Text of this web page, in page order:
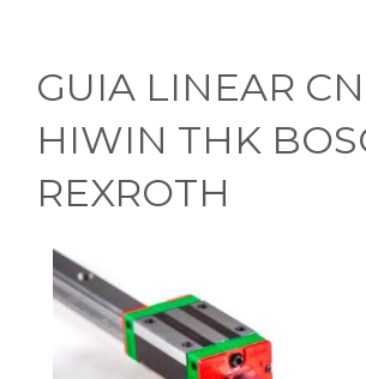
GUIA LINEAR
HIWIN THK
REXROTH